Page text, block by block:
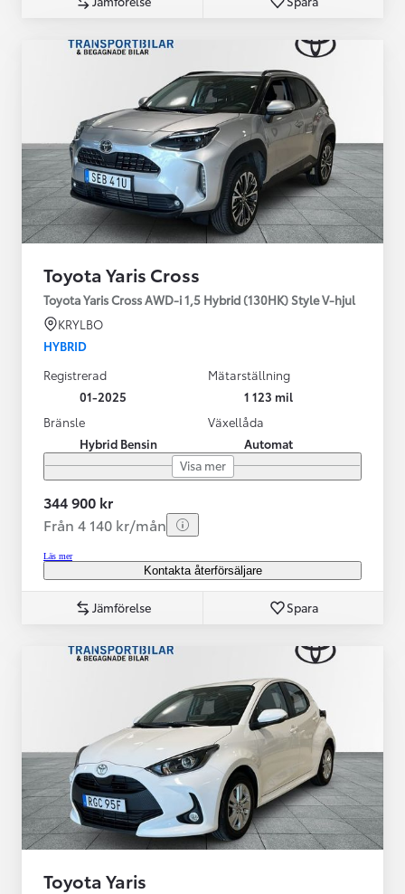
Toyota Yaris Cross
Toyota Yaris Cross AWD-i 1,5 Hybrid (130HK) Style V-hjul
KRYLBO
HYBRID
Registrerad
01-2025
Mätarställning
1 123 mil
Bränsle
Hybrid Bensin
Växellåda
Automat
Visa mer
344 900 kr
Från 4 140 kr/mån
Läs mer
Kontakta återförsäljare
Jämförelse Spara
Toyota Yaris